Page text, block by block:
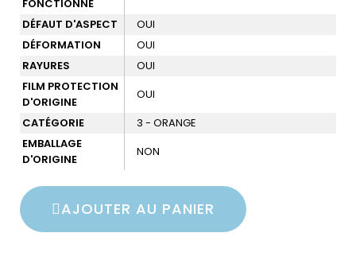
FONCTIONNÉ
DÉFAUT D'ASPECT
OUI
DÉFORMATION
OUI
RAYURES
OUI
FILM PROTECTION
D'ORIGINE
OUI
CATÉGORIE
3 - ORANGE
EMBALLAGE
D'ORIGINE
NON
AJOUTER AU PANIER